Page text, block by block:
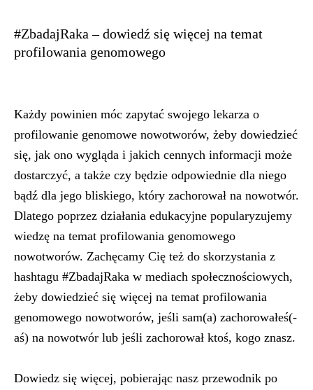
#ZbadajRaka – dowiedź się więcej na temat
profilowania genomowego
Każdy powinien móc zapytać swojego lekarza o
profilowanie genomowe nowotworów, żeby dowiedzieć
się, jak ono wygląda i jakich cennych informacji może
dostarczyć, a także czy będzie odpowiednie dla niego
bądź dla jego bliskiego, który zachorował na nowotwór.
Dlatego poprzez działania edukacyjne popularyzujemy
wiedzę na temat profilowania genomowego
nowotworów. Zachęcamy Cię też do skorzystania z
hashtagu #ZbadajRaka w mediach społecznościowych,
żeby dowiedzieć się więcej na temat profilowania
genomowego nowotworów, jeśli sam(a) zachorowałeś(-
aś) na nowotwór lub jeśli zachorował ktoś, kogo znasz.
Dowiedz się więcej, pobierając nasz przewodnik po